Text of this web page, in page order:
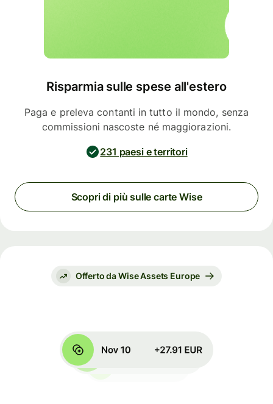
Risparmia sulle spese all'estero
Paga e preleva contanti in tutto il mondo, senza
commissioni nascoste né maggiorazioni.
231 paesi e territori
Scopri di più sulle carte Wise
Offerto da Wise Assets Europe